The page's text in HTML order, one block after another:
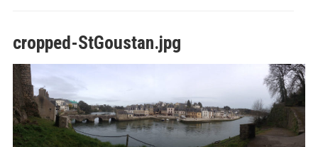
cropped-StGoustan.jpg